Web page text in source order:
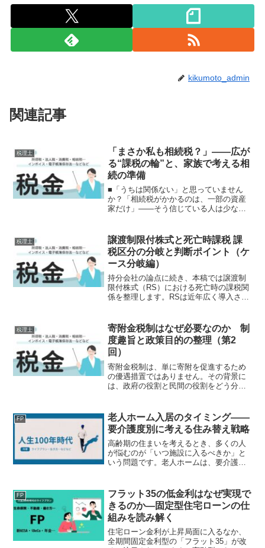
kikumoto_admin
関連記事
税理士
「まさか私も相続税？」——広が
る“課税の輪”と、家族で考える相
続の準備
■「うちは関係ない」と思っていません
か？「相続税がかかるのは、一部の資産
家だけ」——そう信じている人は少なく
かる家庭」は確実に増えています。たと
えば、都内で両親と暮らす...
税理士
譲渡制限付株式と死亡時課税 課
税区分の分岐と判断ポイント（ケ
ース分岐編）
持分会社の論点に続き、本稿では譲渡制
限付株式（RS）における死亡時の課税関
係を整理します。RSは近年広く導入され
上の誤りも少なくありません。本稿で
は、「どのような場合に...
税理士
寄附金税制はなぜ必要なのか 制
度趣旨と政策目的の整理（第2
回）
寄附金税制は、単に寄附を促進するため
の優遇措置ではありません。その背景に
は、政府の役割と民間の役割をどう分担
がなぜ必要とされてきたのか、その制度
趣旨と政策目的を整理しま...
FP
老人ホーム入居のタイミング――
要介護度別に考える住み替え戦略
高齢期の住まいを考えるとき、多くの人
が悩むのが「いつ施設に入るべきか」と
いう問題です。老人ホームは、要介護状
際には、自立している段階から入居でき
る住まいもあり、介護度に...
FP
フラット35の低金利はなぜ実現で
きるのか―固定型住宅ローンの仕
組みを読み解く
住宅ローン金利が上昇局面に入るなか、
全期間固定金利型の「フラット35」が改